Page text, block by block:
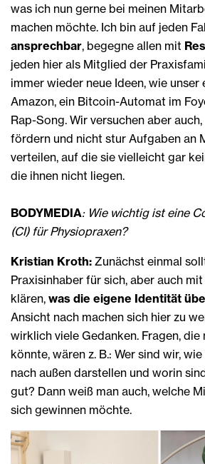
was ich nun gerne bei meinen
machen möchte. Ich bin auf jeden
ansprechbar, begegne allen mit
jeden hier als Mitglied der
immer wieder neue Ideen, wie unser
Amazon, ein Bitcoin-Automat im
Rap-Song. Wir versuchen aber
fördern und nicht stur Aufgaben an
verteilen, auf die sie vielleicht gar
die ihnen nicht liegen.
BODYMEDIA: Wie wichtig ist eine
(CI) für Physiopraxen?
Kristian Kroth: Zunächst einmal
Praxisinhaber für sich, aber auch mit
klären, was die eigene Identität
Ansicht nach machen sich hier zu
wirklich viele Gedanken. Fragen, die
könnte, wären z. B.: Wer sind wir,
nach außen darstellen und worin
gut? Dann weiß man auch, welche
sich gewinnen möchte.